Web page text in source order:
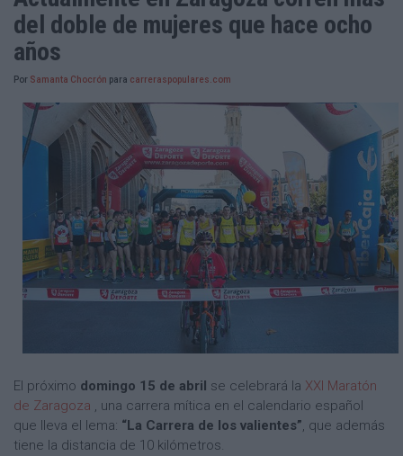
del doble de mujeres que hace ocho
años
Por Samanta Chocrón para carreraspopulares.com
El próximo domingo 15 de abril se celebrará la XXI Maratón
de Zaragoza , una carrera mítica en el calendario español
que lleva el lema: “La Carrera de los valientes”, que además
tiene la distancia de 10 kilómetros.